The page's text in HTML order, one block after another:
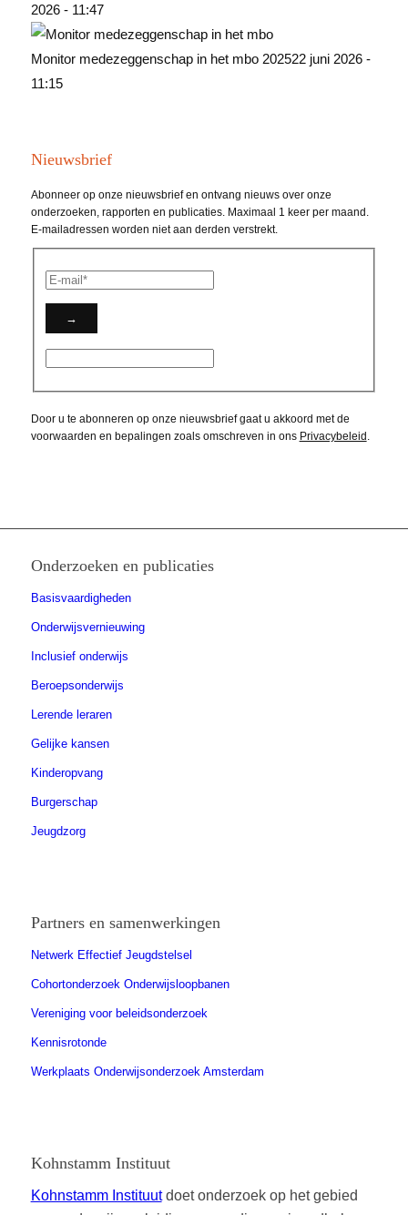
2026 - 11:47
Monitor medezeggenschap in het mbo 202522 juni 2026 -
11:15
Nieuwsbrief
Abonneer op onze nieuwsbrief en ontvang nieuws over onze
onderzoeken, rapporten en publicaties. Maximaal 1 keer per maand.
E-mailadressen worden niet aan derden verstrekt.
Door u te abonneren op onze nieuwsbrief gaat u akkoord met de
voorwaarden en bepalingen zoals omschreven in ons Privacybeleid .
Onderzoeken en publicaties
Basisvaardigheden
Onderwijsvernieuwing
Inclusief onderwijs
Beroepsonderwijs
Lerende leraren
Gelijke kansen
Kinderopvang
Burgerschap
Jeugdzorg
Partners en samenwerkingen
Netwerk Effectief Jeugdstelsel
Cohortonderzoek Onderwijsloopbanen
Vereniging voor beleidsonderzoek
Kennisrotonde
Werkplaats Onderwijsonderzoek Amsterdam
Kohnstamm Instituut
Kohnstamm Instituutdoet onderzoek op het gebied